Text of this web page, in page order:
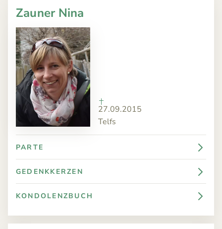
Zauner Nina
27.09.2015
Telfs
PARTE
GEDENKKERZEN
KONDOLENZBUCH